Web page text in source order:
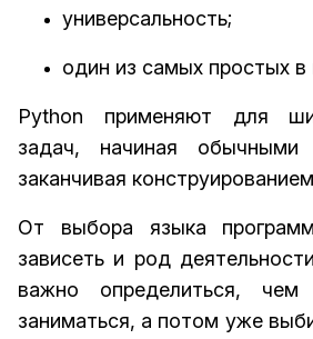
универсальность;
один из самых простых в
Python применяют для
задач, начиная
заканчивая
От выбора языка
зависеть и род
важно определиться,
заниматься, а потом уже